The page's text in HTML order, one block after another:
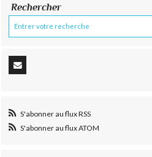
Rechercher
S'abonner au flux RSS
S'abonner au flux ATOM